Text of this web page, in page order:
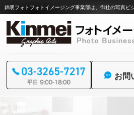
錦明フォトフォトイメージング事業部は、御社の写真ビ
お問